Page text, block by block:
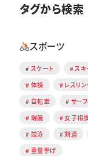
タグから検索
スポーツ
スケート スキ
体操
レスリ
自転車
サー
端艇
女子相
競泳
剣道
重量挙げ